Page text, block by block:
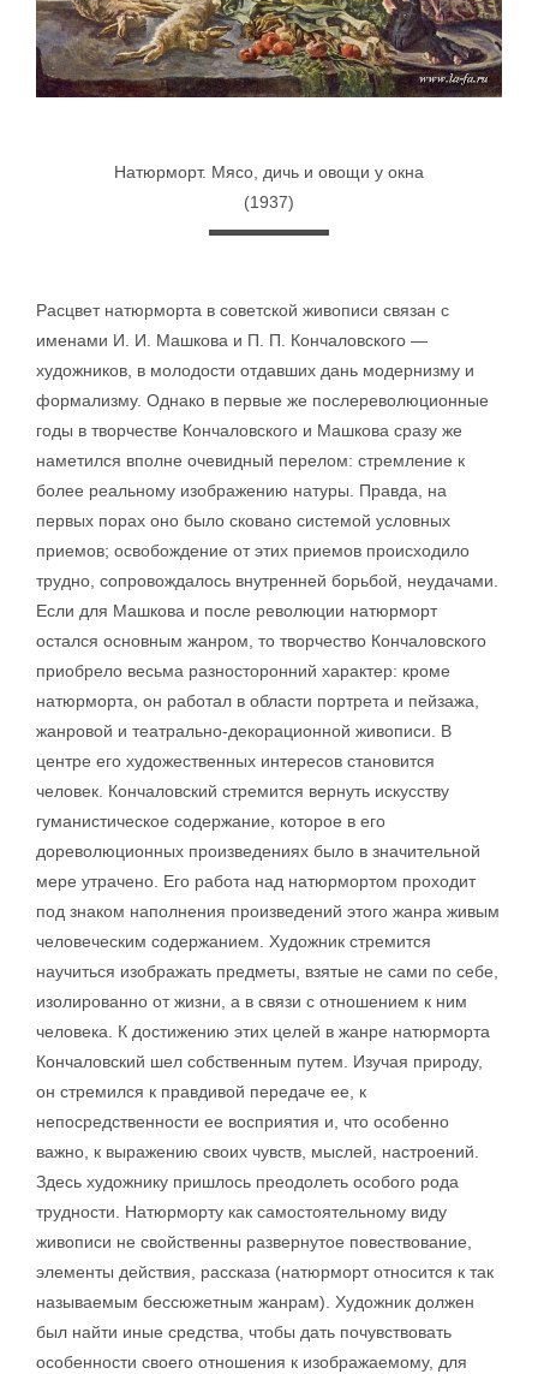
Натюрморт. Мясо, дичь и овощи у окна
(1937)
Расцвет натюрморта в советской живописи связан с
именами И. И. Машкова и П. П. Кончаловского —
художников, в молодости отдавших дань модернизму и
формализму. Однако в первые же послереволюционные
годы в творчестве Кончаловского и Машкова сразу же
наметился вполне очевидный перелом: стремление к
более реальному изображению натуры. Правда, на
первых порах оно было сковано системой условных
приемов; освобождение от этих приемов происходило
трудно, сопровождалось внутренней борьбой, неудачами.
Если для Машкова и после революции натюрморт
остался основным жанром, то творчество Кончаловского
приобрело весьма разносторонний характер: кроме
натюрморта, он работал в области портрета и пейзажа,
жанровой и театрально-декорационной живописи. В
центре его художественных интересов становится
человек. Кончаловский стремится вернуть искусству
гуманистическое содержание, которое в его
дореволюционных произведениях было в значительной
мере утрачено. Его работа над натюрмортом проходит
под знаком наполнения произведений этого жанра живым
человеческим содержанием. Художник стремится
научиться изображать предметы, взятые не сами по себе,
изолированно от жизни, а в связи с отношением к ним
человека. К достижению этих целей в жанре натюрморта
Кончаловский шел собственным путем. Изучая природу,
он стремился к правдивой передаче ее, к
непосредственности ее восприятия и, что особенно
важно, к выражению своих чувств, мыслей, настроений.
Здесь художнику пришлось преодолеть особого рода
трудности. Натюрморту как самостоятельному виду
живописи не свойственны развернутое повествование,
элементы действия, рассказа (натюрморт относится к так
называемым бессюжетным жанрам). Художник должен
был найти иные средства, чтобы дать почувствовать
особенности своего отношения к изображаемому, для